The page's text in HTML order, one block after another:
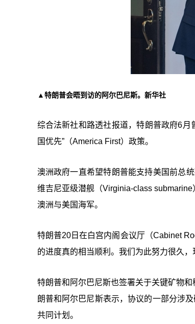
▲特朗普会晤到访的阿尔巴尼斯。新华社
综合法新社和路透社报道，特朗普政府6
国优先”（America First）政策。
澳洲政府一直希望特朗普能支持美国前总
维吉尼亚级潜舰（Virginia-class submarine
澳洲与美国海军。
特朗普20日在白宫内阁会议厅（Cabinet
的进度真的相当顺利。我们为此努力很久
特朗普和阿尔巴尼斯也签署关于关键矿物和
朗普和阿尔巴尼斯表示，协议的一部分涉
共同计划。